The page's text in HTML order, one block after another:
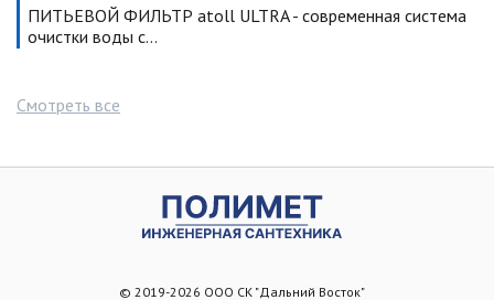
ПИТЬЕВОЙ ФИЛЬТР atoll ULTRA - современная система
очистки воды с…
Смотреть все
© 2019-2026 ООО СК "Дальний Восток"